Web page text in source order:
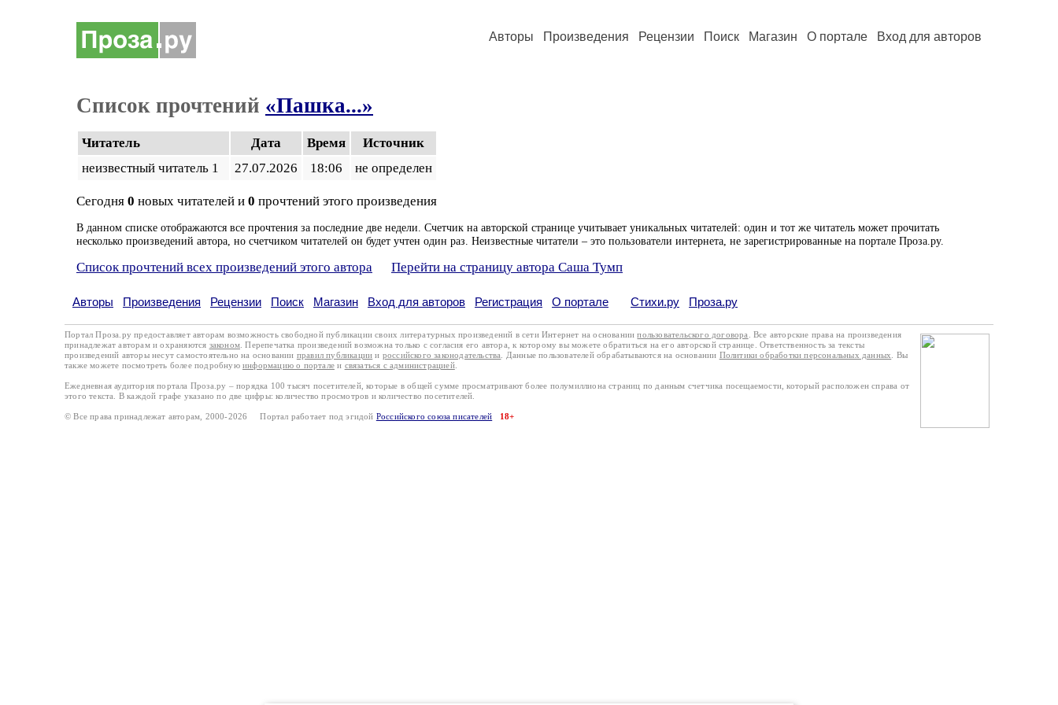
Авторы Произведения Рецензии Поиск Магазин О портале Вход для авторов
Список прочтений «Пашка...»
Читатель Дата Время
Источник
неизвестный читатель 1
27.07.2026 18:06 не определен
Сегодня 0 новых читателей и 0 прочтений этого произведения
В данном списке отображаются все прочтения за последние две недели. Счетчик на авторской странице учитывает уникальных читателей: один и тот же читатель может прочитать
несколько произведений автора, но счетчиком читателей он будет учтен один раз. Неизвестные читатели – это пользователи интернета, не зарегистрированные на портале Проза.ру.
Список прочтений всех произведений этого автора Перейти на страницу автора Саша Тумп
Авторы Произведения Рецензии Поиск Магазин Вход для авторов Регистрация О портале Стихи.ру Проза.ру
Портал Проза.ру предоставляет авторам возможность свободной публикации своих литературных произведений в сети Интернет на основаниипользовательского договора
. Все авторские права на произведения
принадлежат авторам и охраняются законом . Перепечатка произведений возможна только с согласия его автора, к которому вы можете обратиться на его авторской странице. Ответственность за тексты
произведений авторы несут самостоятельно на основании правил публикации и российского законодательства . Данные пользователей обрабатываются на основании Политики обработки персональных данных
. Вы
также можете посмотреть более подробную информацию о портале и связаться с администрацией.
Ежедневная аудитория портала Проза.ру – порядка 100 тысяч посетителей, которые в общей сумме просматривают более полумиллиона страниц по данным счетчика посещаемости, который расположен справа от
этого текста. В каждой графе указано по две цифры: количество просмотров и количество посетителей.
© Все права принадлежат авторам, 2000-2026 Портал работает под эгидой Российского союза писателей 18+